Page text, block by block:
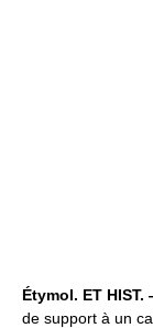
Étymol. ET HIST.
de support à un